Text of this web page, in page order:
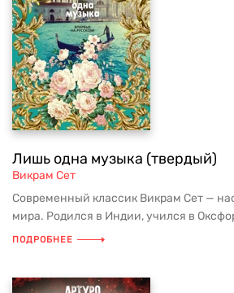
Лишь одна музыка (твердый)
Викрам Сет
Современный классик Викрам Сет —
мира. Родился в Индии, учился в
ПОДРОБНЕЕ